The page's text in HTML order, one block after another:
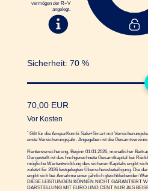
vermögen der R+V
angelegt.
Sicherheit: 70 %
70,00 EUR
Vor Kosten
* Gilt für die AnsparKombi Safe+Smart mit
erste Versicherungsjahr. Angegeben ist die
Rentenversicherung, Beginn 01.01.2026, monatlicher
Dargestellt ist das hochgerechnete Gesamtkapital bei
mögliche Wertentwicklung des sicheren Kapitals ergibt
zuletzt für 2026 festgelegten Überschussbeteiligung. Die
ergibt sich bei Annahme einer jährlich gleichbleibenden
DIESE LEISTUNGEN KÖNNEN NICHT GARANTIERT
DARSTELLUNG MIT EURO UND CENT NUR ALS